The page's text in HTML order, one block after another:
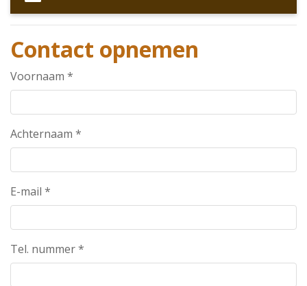
Contact opnemen
Voornaam *
Achternaam *
E-mail *
Tel. nummer*